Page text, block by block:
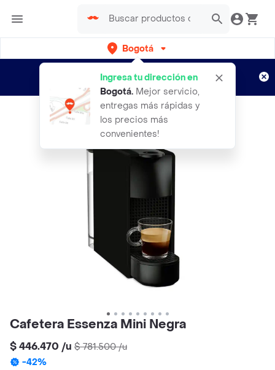
Bogotá
Ingresa tu dirección en
Bogotá. Mejor servicio,
entregas más rápidas y
los precios más
convenientes!
envíos gratis por semanas
Aplican TyC
Cafetera Essenza Mini Negra
$ 446.470 /u $ 781.500/u
-42%